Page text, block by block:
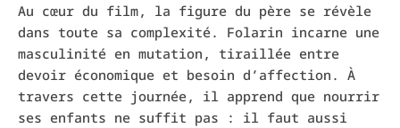
Au cœur du film, la figure du père se révèle
dans toute sa complexité. Folarin incarne une
masculinité en mutation, tiraillée entre
devoir économique et besoin d’affection. À
travers cette journée, il apprend que nourrir
ses enfants ne suffit pas : il faut aussi